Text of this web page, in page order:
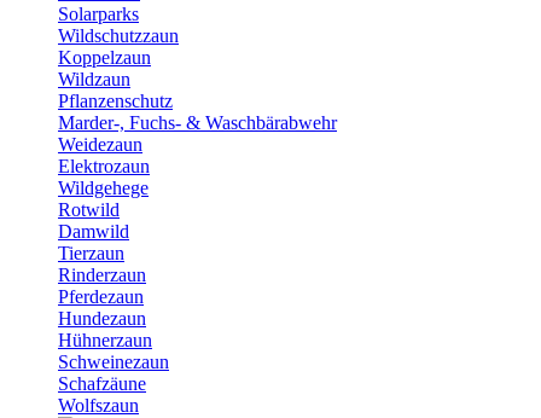
Solarparks
Wildschutzzaun
Koppelzaun
Wildzaun
Pflanzenschutz
Marder-, Fuchs- & Waschbärabwehr
Weidezaun
Elektrozaun
Wildgehege
Rotwild
Damwild
Tierzaun
Rinderzaun
Pferdezaun
Hundezaun
Hühnerzaun
Schweinezaun
Schafzäune
Wolfszaun